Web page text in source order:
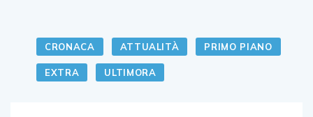
CRONACA ATTUALITÀ PRIMO PIANO
EXTRA ULTIMORA